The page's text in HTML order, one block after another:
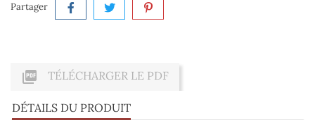
Partager
 TÉLÉCHARGER LE PDF
DÉTAILS DU PRODUIT